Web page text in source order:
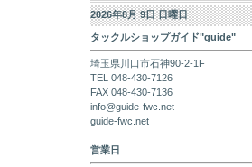
2026年8月 9日 日曜日
タックルショップガイド"guide"
埼玉県川口市石神90-2-1F
TEL 048-430-7126
FAX 048-430-7136
info@guide-fwc.net
guide-fwc.net
営業日